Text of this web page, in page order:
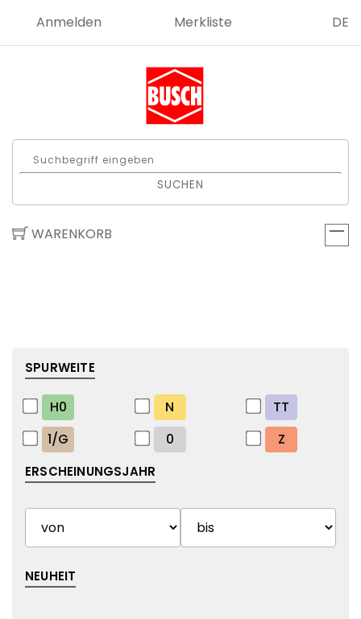
Anmelden Merkliste DE
SUCHEN
WARENKORB
SPURWEITE
H0 N
TT
1/G
0 Z
ERSCHEINUNGSJAHR
NEUHEIT